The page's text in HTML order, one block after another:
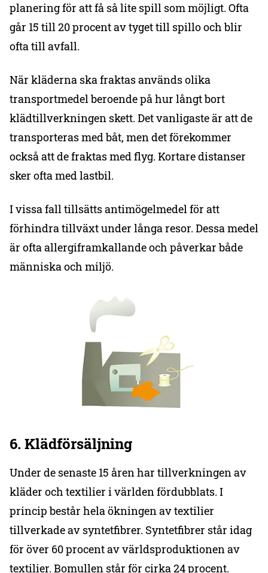
planering för att få så lite spill som möjligt. Ofta
går 15 till 20 procent av tyget till spillo och blir
ofta till avfall.
När kläderna ska fraktas används olika
transportmedel beroende på hur långt bort
klädtillverkningen skett. Det vanligaste är att de
transporteras med båt, men det förekommer
också att de fraktas med flyg. Kortare distanser
sker ofta med lastbil.
I vissa fall tillsätts antimögelmedel för att
förhindra tillväxt under långa resor. Dessa medel
är ofta allergiframkallande och påverkar både
människa och miljö.
6. Klädförsäljning
Under de senaste 15 åren har tillverkningen av
kläder och textilier i världen fördubblats. I
princip består hela ökningen av textilier
tillverkade av syntetfibrer. Syntetfibrer står idag
för över 60 procent av världsproduktionen av
textilier. Bomullen står för cirka 24 procent.